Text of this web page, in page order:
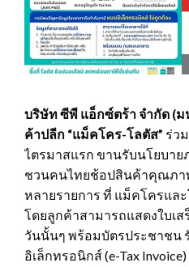
บริษัท ซีพี แอ็กซ์ตร้า จำกัด (
ค้าปลีก “แม็คโคร-โลตัส” ร่ว
ไตรมาสแรก ขานรับนโยบายภ
ชวนคนไทยช้อปสินค้าคุณภา
หลายรายการ ที่ แม็คโครแล
โดยลูกค้าสามารถแสดงใบเ
วันนั้นๆ พร้อมบัตรประชาชน
อิเล็กทรอนิกส์ (e-Tax